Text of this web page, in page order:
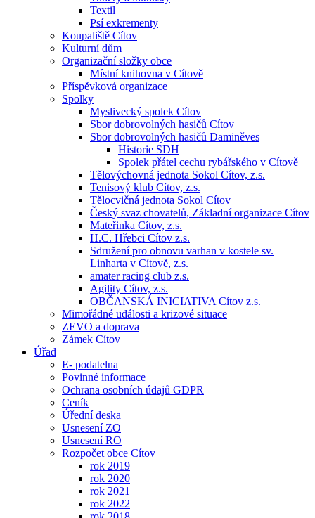
Textil
Psí exkrementy
Koupaliště Cítov
Kulturní dům
Organizační složky obce
Místní knihovna v Cítově
Příspěvková organizace
Spolky
Myslivecký spolek Cítov
Sbor dobrovolných hasičů Cítov
Sbor dobrovolných hasičů Daminěves
Historie SDH
Spolek přátel cechu rybářského v Cítově
Tělovýchovná jednota Sokol Cítov, z.s.
Tenisový klub Cítov, z.s.
Tělocvičná jednota Sokol Cítov
Český svaz chovatelů, Základní organizace Cítov
Mateřinka Cítov, z.s.
H.C. Hřebci Cítov z.s.
Sdružení pro obnovu varhan v kostele sv.
Linharta v Cítově, z.s.
amater racing club z.s.
Agility Cítov, z.s.
OBČANSKÁ INICIATIVA Cítov z.s.
Mimořádné události a krizové situace
ZEVO a doprava
Zámek Cítov
Úřad
E- podatelna
Povinné informace
Ochrana osobních údajů GDPR
Ceník
Úřední deska
Usnesení ZO
Usnesení RO
Rozpočet obce Cítov
rok 2019
rok 2020
rok 2021
rok 2022